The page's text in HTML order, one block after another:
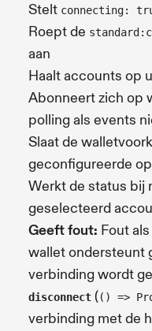
Stelt connecting:
Roept de
aan
Haalt accounts op
Abonneert zich op
polling als events
Slaat de
geconfigureerde
Werkt de status bij
geselecteerd
Geeft fout: Fout
wallet ondersteunt
verbinding wordt
disconnect (() =>
verbinding met de